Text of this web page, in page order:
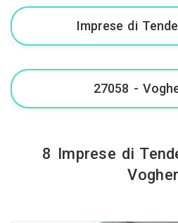
8 Imprese di